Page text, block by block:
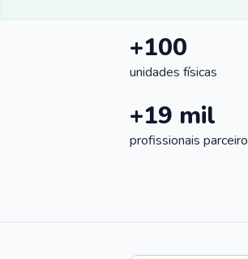
+100
unidades físicas
+19 mil
profissionais